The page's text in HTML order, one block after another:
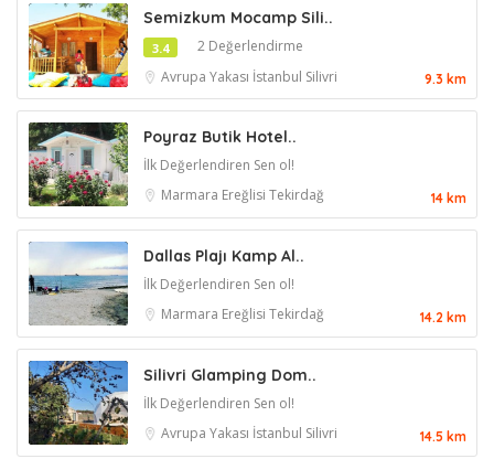
Semizkum Mocamp Sili..
3.4
2 Değerlendirme
Avrupa Yakası İstanbul Silivri 9.3 km
Poyraz Butik Hotel..
İlk Değerlendiren Sen ol!
Marmara Ereğlisi Tekirdağ 14 km
Dallas Plajı Kamp Al..
İlk Değerlendiren Sen ol!
Marmara Ereğlisi Tekirdağ 14.2 km
Silivri Glamping Dom..
İlk Değerlendiren Sen ol!
Avrupa Yakası İstanbul Silivri 14.5 km